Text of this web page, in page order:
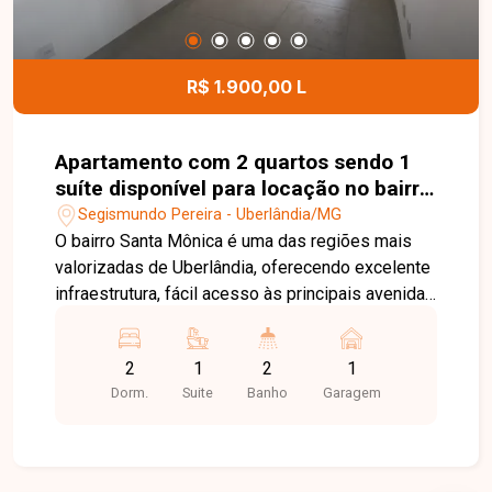
churrasqueira e móveis planejados, quintal com
paisagismo, área externa preparada para receber
piso, portão eletrônico, muros altos com cerca
concertina e câmeras de segurança, além de
até 03 carros, conforme o porte. Entre em contato
para mais informações e agende uma visita para
conhecer esta excelente oportunidade.
R$ 1.900,00 L
Apartamento com 2 quartos sendo 1
suíte disponível para locação no bairro
Santa Mônica em Uberlândia-MG
Segismundo Pereira - Uberlândia/MG
O bairro Santa Mônica é uma das regiões mais
valorizadas de Uberlândia, oferecendo excelente
infraestrutura, fácil acesso às principais avenidas
universidades, escolas, farmácias, restaurantes,
academias e diversos serviços. Uma localização
ideal para quem busca conforto, praticidade e
2
Dorm.
1
Suite
2
Banho
1
Garagem